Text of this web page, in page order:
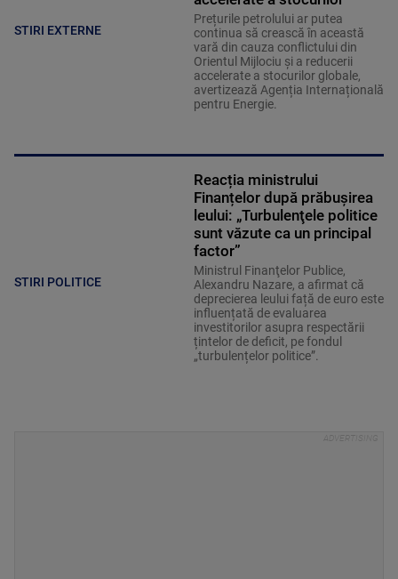
STIRI EXTERNE
Prețurile petrolului ar putea
continua să crească în această
vară din cauza conflictului din
Orientul Mijlociu și a reducerii
accelerate a stocurilor globale,
avertizează Agenția Internațională
pentru Energie.
STIRI POLITICE
Reacția ministrului
Finanțelor după prăbușirea
leului: „Turbulenţele politice
sunt văzute ca un principal
factor”
Ministrul Finanţelor Publice,
Alexandru Nazare, a afirmat că
deprecierea leului față de euro este
influențată de evaluarea
investitorilor asupra respectării
țintelor de deficit, pe fondul
„turbulențelor politice”.